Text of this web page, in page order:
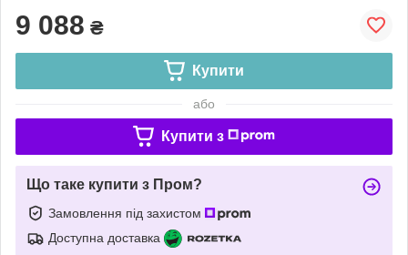
9 088 ₴
Купити
або
Купити з
Що таке купити з Пром?
Замовлення під захистом
Доступна доставка